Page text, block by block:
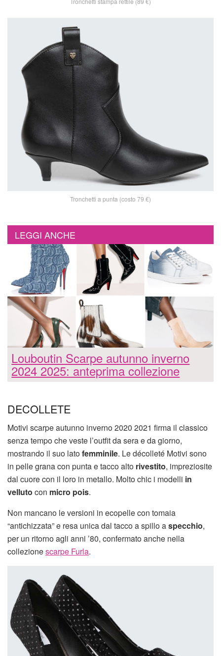
Tronchetti a punta (costo 79 €)
LEGGI ANCHE
Louboutin Scarpe autunno inverno
2024 2025: anteprima collezione
DECOLLETE
Motivi scarpe autunno inverno 2020 2021 firma il classico
senza tempo che veste l’outfit da sera e da giorno,
mostrando il suo latofemminile. Le décolleté Motivi sono
in pelle grana con punta e tacco alto rivestito, impreziosite
dal cuore con il loro in metallo. Molto chic i modelli in
velluto con micro pois.
Non mancano le versioni in ecopelle con tomaia
“antichizzata” e resa unica dal tacco a spillo aspecchio,
per un ritorno agli anni ’80, confermato anche nella
collezionescarpe Furla.